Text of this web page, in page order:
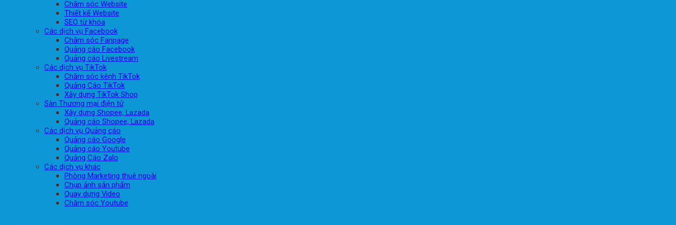
Chăm sóc Website
Thiết kế Website
SEO từ khóa
Các dịch vụ Facebook
Chăm sóc Fanpage
Quảng cáo Facebook
Quảng cáo Livestream
Các dịch vụ TikTok
Chăm sóc kênh TikTok
Quảng Cáo TikTok
Xây dựng TikTok Shop
Sàn Thương mại điện tử
Xây dựng Shopee, Lazada
Quảng cáo Shopee, Lazada
Các dịch vụ Quảng cáo
Quảng cáo Google
Quảng cáo Youtube
Quảng Cáo Zalo
Các dịch vụ khác
Phòng Marketing thuê ngoài
Chụp ảnh sản phẩm
Quay dựng Video
Chăm sóc Youtube